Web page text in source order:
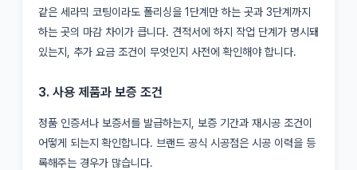
같은 세라믹 코팅이라도 폴리싱을 1단계만 하는 곳과 3단계까지
하는 곳의 마감 차이가 큽니다. 견적서에 하지 작업 단계가 명시돼
있는지, 추가 요금 조건이 무엇인지 사전에 확인해야 합니다.
3. 사용 제품과 보증 조건
정품 인증서나 보증서를 발급하는지, 보증 기간과 재시공 조건이
어떻게 되는지 확인합니다. 브랜드 공식 시공점은 시공 이력을 등
록해주는 경우가 많습니다.